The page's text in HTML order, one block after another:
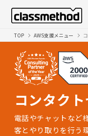
TOP AWS支援メニュー
コンタク
電話やチャットなど
客とやり取りを行う